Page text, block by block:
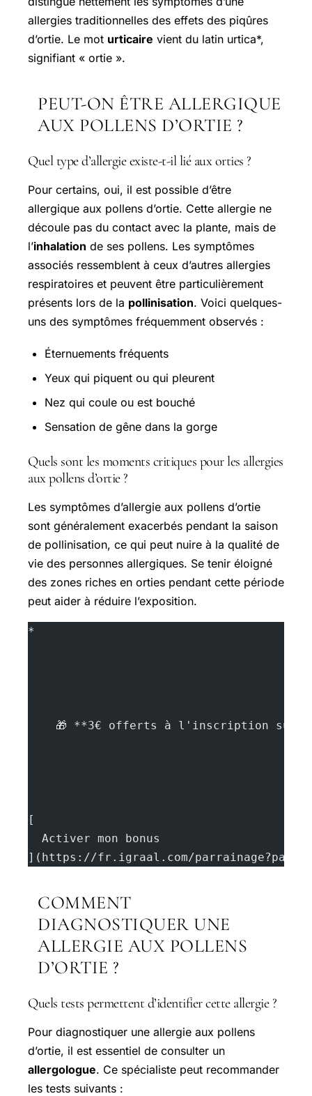
allergies traditionnelles des effets des piqûres
d’ortie. Le mot urticaire vient du latin urtica*,
signifiant « ortie ».
PEUT-ON ÊTRE ALLERGIQUE
AUX POLLENS D’ORTIE ?
Quel type d’allergie existe-t-il lié aux orties ?
Pour certains, oui, il est possible d’être
allergique aux pollens d’ortie. Cette allergie ne
découle pas du contact avec la plante, mais de
l’inhalation de ses pollens. Les symptômes
associés ressemblent à ceux d’autres allergies
respiratoires et peuvent être particulièrement
présents lors de la pollinisation. Voici quelques-
uns des symptômes fréquemment observés :
Éternuements fréquents
Yeux qui piquent ou qui pleurent
Nez qui coule ou est bouché
Sensation de gêne dans la gorge
Quels sont les moments critiques pour les allergies
aux pollens d’ortie ?
Les symptômes d’allergie aux pollens d’ortie
sont généralement exacerbés pendant la saison
de pollinisation, ce qui peut nuire à la qualité de
vie des personnes allergiques. Se tenir éloigné
des zones riches en orties pendant cette période
peut aider à réduire l’exposition.
*
🎁 **3€ offerts à l'inscription sur
[
  Activer mon bonus
](https://fr.igraal.com/
COMMENT
DIAGNOSTIQUER UNE
ALLERGIE AUX POLLENS
D’ORTIE ?
Quels tests permettent d’identifier cette allergie ?
Pour diagnostiquer une allergie aux pollens
d’ortie, il est essentiel de consulter un
allergologue. Ce spécialiste peut recommander
les tests suivants :